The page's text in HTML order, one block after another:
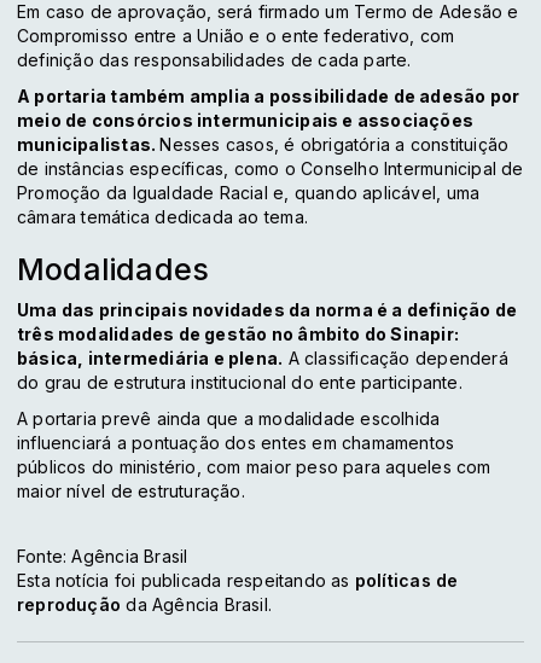
Em caso de aprovação, será firmado um Termo de Adesão e
Compromisso entre a União e o ente federativo, com
definição das responsabilidades de cada parte.
A portaria também amplia a possibilidade de adesão por
meio de consórcios intermunicipais e associações
municipalistas.Nesses casos, é obrigatória a constituição
de instâncias específicas, como o Conselho Intermunicipal de
Promoção da Igualdade Racial e, quando aplicável, uma
câmara temática dedicada ao tema.
Modalidades
Uma das principais novidades da norma é a definição de
três modalidades de gestão no âmbito do Sinapir:
básica, intermediária e plena. A classificação dependerá
do grau de estrutura institucional do ente participante.
A portaria prevê ainda que a modalidade escolhida
influenciará a pontuação dos entes em chamamentos
públicos do ministério, com maior peso para aqueles com
maior nível de estruturação.
Fonte: Agência Brasil
Esta notícia foi publicada respeitando as políticas de
reprodução da Agência Brasil.